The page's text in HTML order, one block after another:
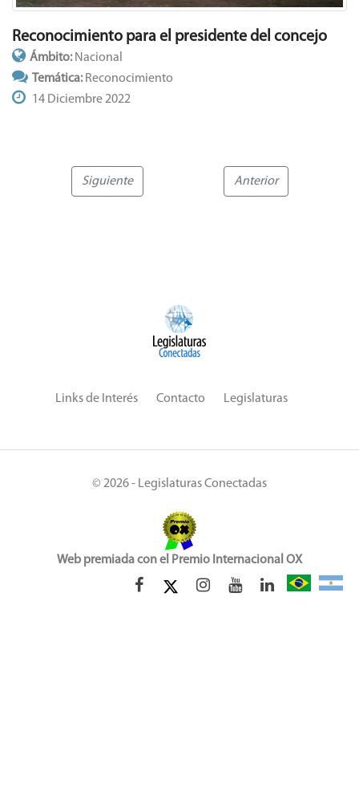
Reconocimiento para el presidente del concejo
Ámbito:Nacional
Temática:Reconocimiento
14 Diciembre 2022
Siguiente Anterior
Links de Interés Contacto Legislaturas
© 2026 - Legislaturas Conectadas
Web premiada con el Premio Internacional OX